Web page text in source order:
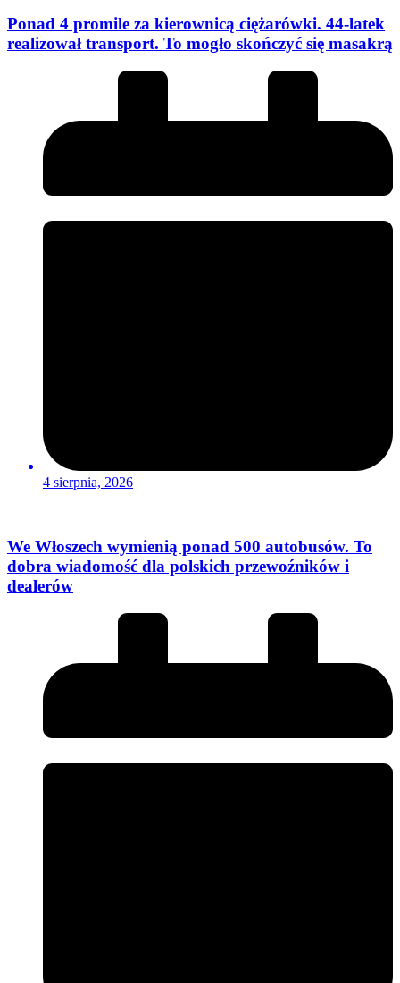
Ponad 4 promile za kierownicą ciężarówki. 44-latek
realizował transport. To mogło skończyć się masakrą
4 sierpnia, 2026
We Włoszech wymienią ponad 500 autobusów. To
dobra wiadomość dla polskich przewoźników i
dealerów